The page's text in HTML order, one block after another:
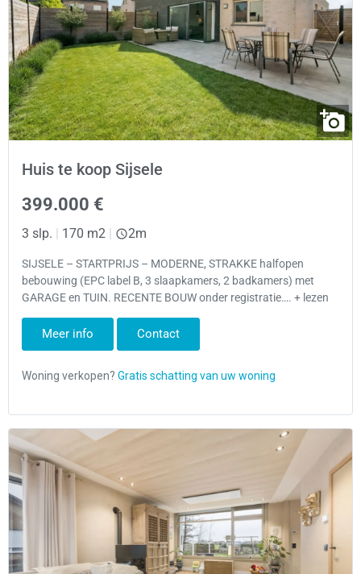
Huis te koop Sijsele
399.000 €
3 slp. 170 m2 2m
SIJSELE – STARTPRIJS – MODERNE, STRAKKE halfopen
bebouwing (EPC label B, 3 slaapkamers, 2 badkamers) met
GARAGE en TUIN. RECENTE BOUW onder registratie…. + lezen
Meer info Contact